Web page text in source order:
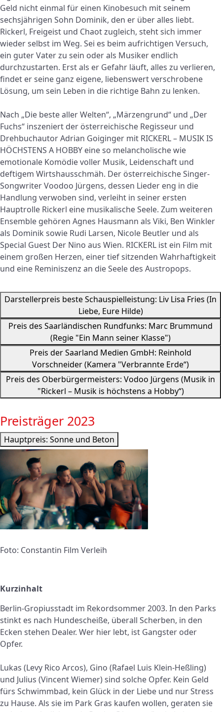
Geld nicht einmal für einen Kinobesuch mit seinem
sechsjährigen Sohn Dominik, den er über alles liebt.
Rickerl, Freigeist und Chaot zugleich, steht sich immer
wieder selbst im Weg. Sei es beim aufrichtigen Versuch,
ein guter Vater zu sein oder als Musiker endlich
durchzustarten. Erst als er Gefahr läuft, alles zu verlieren,
findet er seine ganz eigene, liebenswert verschrobene
Lösung, um sein Leben in die richtige Bahn zu lenken.
Nach „Die beste aller Welten“, „Märzengrund“ und „Der
Fuchs“ inszeniert der österreichische Regisseur und
Drehbuchautor Adrian Goiginger mit RICKERL – MUSIK IS
HÖCHSTENS A HOBBY eine so melancholische wie
emotionale Komödie voller Musik, Leidenschaft und
deftigem Wirtshausschmäh. Der österreichische Singer-
Songwriter Voodoo Jürgens, dessen Lieder eng in die
Handlung verwoben sind, verleiht in seiner ersten
Hauptrolle Rickerl eine musikalische Seele. Zum weiteren
Ensemble gehören Agnes Hausmann als Viki, Ben Winkler
als Dominik sowie Rudi Larsen, Nicole Beutler und als
Special Guest Der Nino aus Wien. RICKERL ist ein Film mit
einem großen Herzen, einer tief sitzenden Wahrhaftigkeit
und eine Reminiszenz an die Seele des Austropops.
Darstellerpreis beste Schauspielleistung: Liv Lisa Fries (In
Liebe, Eure Hilde)
Preis des Saarländischen Rundfunks: Marc Brummund
(Regie "Ein Mann seiner Klasse")
Preis der Saarland Medien GmbH: Reinhold
Vorschneider (Kamera "Verbrannte Erde“)
Preis des Oberbürgermeisters: Vodoo Jürgens (Musik in
"Rickerl – Musik is höchstens a Hobby“)
Preisträger 2023
Hauptpreis: Sonne und Beton
Foto: Constantin Film Verleih
Kurzinhalt
Berlin-Gropiusstadt im Rekordsommer 2003. In den Parks
stinkt es nach Hundescheiße, überall Scherben, in den
Ecken stehen Dealer. Wer hier lebt, ist Gangster oder
Opfer.
Lukas (Levy Rico Arcos), Gino (Rafael Luis Klein-Heßling)
und Julius (Vincent Wiemer) sind solche Opfer. Kein Geld
fürs Schwimmbad, kein Glück in der Liebe und nur Stress
zu Hause. Als sie im Park Gras kaufen wollen, geraten sie